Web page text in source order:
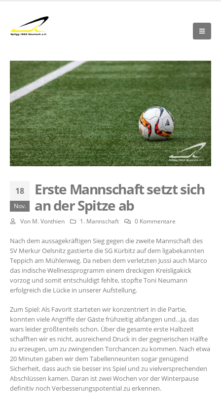
18
Nov.
Erste Mannschaft setzt sich
an der Spitze ab
Von M. Vonthien 1. Mannschaft 0 Kommentare
Nach dem aussagekräftigen Sieg gegen die zweite Mannschaft des
SV Merkur Oelsnitz gastierte die SG Kürbitz auf dem ligabekannten
Teppich am Mühlenweg. Da neben dem verletzten Jussi auch Marco
das indische Wellnessprogramm einem dreckigen Kreisligakick
vorzog und somit entschuldigt fehlte, stopfte Toni Neumann
erfolgreich die Lücke in unserer Aufstellung.
Zum Spiel: Als Favorit starteten wir konzentriert in die Partie,
konnten viele Angriffe der Gäste frühzeitig abfangen und…ja, das
wars leider größtenteils schon. Über die gesamte erste Halbzeit
schafften wir es nicht, ausreichend Druck in der gegnerischen Hälfte
zu erzeugen, um zu zwingenden Torchancen zu kommen. Nach etwa
20 Minuten gaben wir dem Tabellenneunten sogar genügend
Sicherheit, dass auch sie besser ins Spiel und zu vielversprechenden
Abschlüssen kamen. Daran ist zwei Wochen vor der Winterpause
definitiv noch Verbesserungspotential zu erkennen.